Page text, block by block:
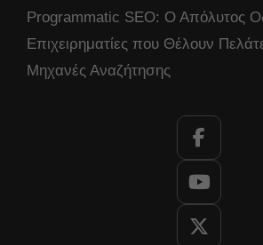
Programmatic SEO: Ο Απόλυτος
Επιχειρηματίες που Θέλουν
Μηχανές Αναζήτησης